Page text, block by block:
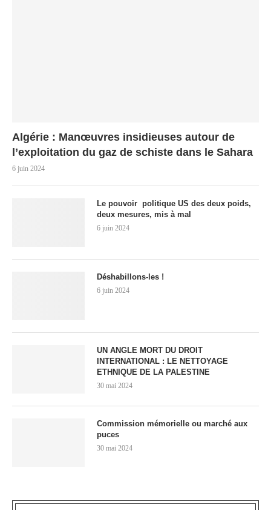
Algérie : Manœuvres insidieuses autour de
l’exploitation du gaz de schiste dans le Sahara
6 juin 2024
Le pouvoir politique US des deux poids,
deux mesures, mis à mal
6 juin 2024
Déshabillons-les !
6 juin 2024
UN ANGLE MORT DU DROIT
INTERNATIONAL : LE NETTOYAGE
ETHNIQUE DE LA PALESTINE
30 mai 2024
Commission mémorielle ou marché aux
puces
30 mai 2024